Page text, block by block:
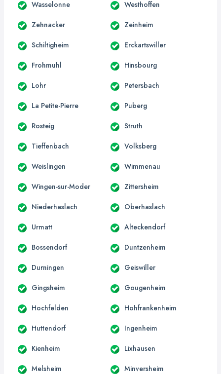
Wasselonne Westhoffen
Zehnacker Zeinheim
Schiltigheim Erckartswiller
Frohmuhl Hinsbourg
Lohr Petersbach
La Petite-Pierre Puberg
Rosteig Struth
Tieffenbach Volksberg
Weislingen Wimmenau
Wingen-sur-Moder Zittersheim
Niederhaslach Oberhaslach
Urmatt Alteckendorf
Bossendorf Duntzenheim
Durningen Geiswiller
Gingsheim Gougenheim
Hochfelden Hohfrankenheim
Huttendorf Ingenheim
Kienheim Lixhausen
Melsheim Minversheim